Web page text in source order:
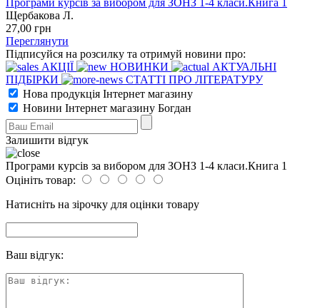
Програми курсів за вибором для ЗОНЗ 1-4 класи.Книга 1
Щербакова Л.
27,00 грн
Переглянути
Підписуйся на розсилку та отримуй новини про:
АКЦІЇ
НОВИНКИ
АКТУАЛЬНІ
ПІДБІРКИ
СТАТТІ ПРО ЛІТЕРАТУРУ
Нова продукція Інтернет магазину
Новини Інтернет магазину Богдан
Залишити відгук
Програми курсів за вибором для ЗОНЗ 1-4 класи.Книга 1
Оцініть товар:
Натисніть на зірочку для оцінки товару
Ваш відгук: